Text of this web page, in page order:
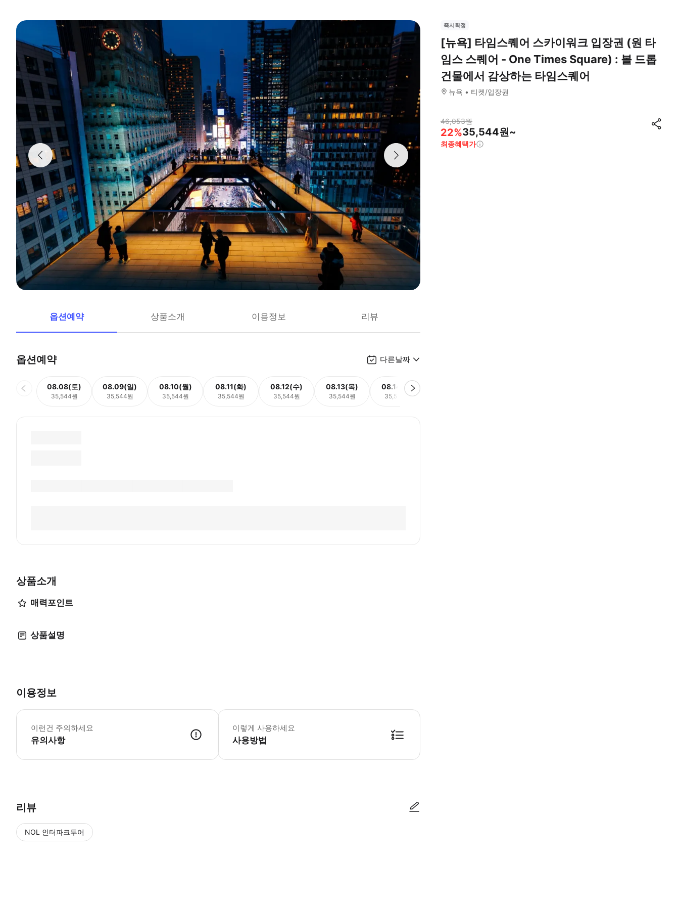
옵션예약 상품소개 이용정보 리뷰
옵션예약 다른날짜
08.08(토)
35,544원
08.09(일)
35,544원
08.10(월)
35,544원
08.11(화)
35,544원
08.12(수)
35,544원
08.13(목)
35,544원
08.14(금)
35,544원
상품소개
매력포인트
상품설명
이용정보
이런건 주의하세요
유의사항
어린이 규정: - 6세 미만 어린이는 무료 입장 가능합니다. - 12세 미만 어린이는 반드시 성인과 동반해야 합니다. 필수 안내: - 운영 시간은 어트랙션 일정에
이렇게 사용하세요
사용방법
리뷰
NOL 인터파크투어
즉시확정
[뉴욕] 타임스퀘어 스카이워크 입장권 (원 타
임스 스퀘어 - One Times Square) : 볼 드롭
건물에서 감상하는 타임스퀘어
뉴욕 티켓/입장권
46,053원
22%35,544원~
최종혜택가